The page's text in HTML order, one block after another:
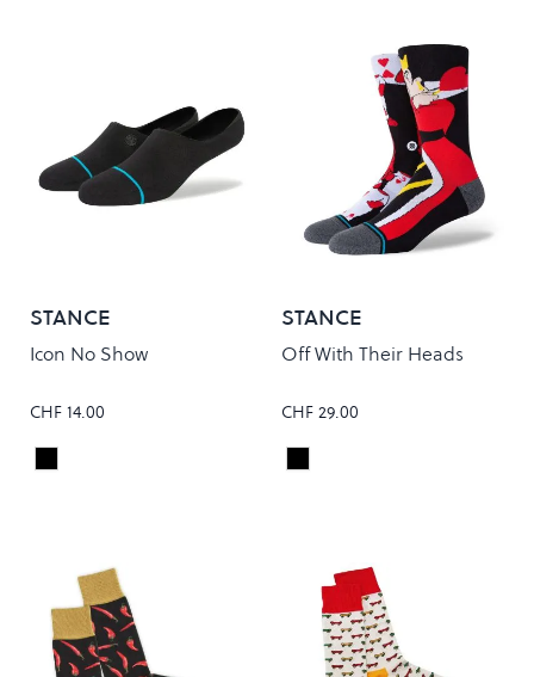
STANCE
Icon No Show
CHF 14.00
Colour
Black
STANCE
Off With Their Heads
CHF 29.00
Colour
Black